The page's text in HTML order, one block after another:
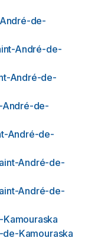
de-
André-de-
André-de-
André-de-
André-de-
André-de-
André-de-
Kamouraska